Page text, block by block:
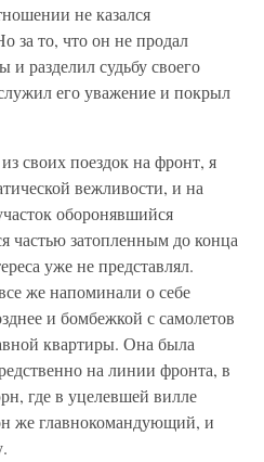
не казался
за то, что он не продал
и разделил судьбу своего
его уважение и покрыл
своих поездок на фронт, я
вежливости, и на
оборонявшийся
частью затопленным до конца
уже не представлял.
же напоминали о себе
и бомбежкой с самолетов
квартиры. Она была
на линии фронта, в
где в уцелевшей вилле
же главнокомандующий, и